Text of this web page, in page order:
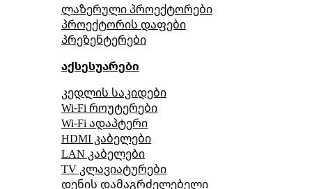
ლაზერული პროექტორები
პროექტორის დაფები
პრეზენტერები
აქსესუარები
კედლის საკიდები
Wi-Fi როუტერები
Wi-Fi ადაპტერი
HDMI კაბელები
LAN კაბელები
TV კლავიატურები
დენის დამაგრძელებელი